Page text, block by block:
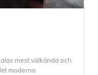
mest välkända och
moderna